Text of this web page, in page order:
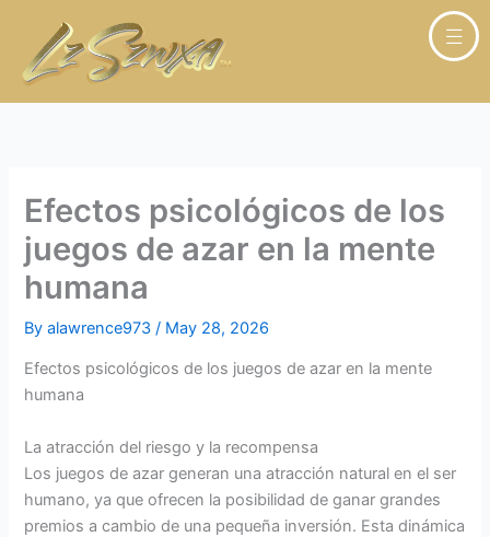
content
Efectos psicológicos de los
juegos de azar en la mente
humana
Byalawrence973 / May 28, 2026
Efectos psicológicos de los juegos de azar en la mente
humana
La atracción del riesgo y la recompensa
Los juegos de azar generan una atracción natural en el ser
humano, ya que ofrecen la posibilidad de ganar grandes
premios a cambio de una pequeña inversión. Esta dinámica